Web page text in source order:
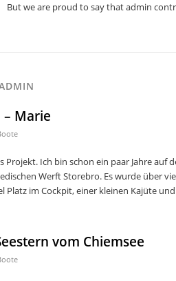
But we are proud to say thatadmin
– Marie
Projekt. Ich bin schon ein paar Jahre auf
Werft Storebro. Es wurde über
Platz im Cockpit, einer kleinen Kajüte
vom Chiemsee